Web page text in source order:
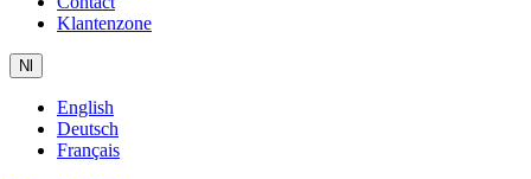
Klantenzone
Nl
English
Deutsch
Français